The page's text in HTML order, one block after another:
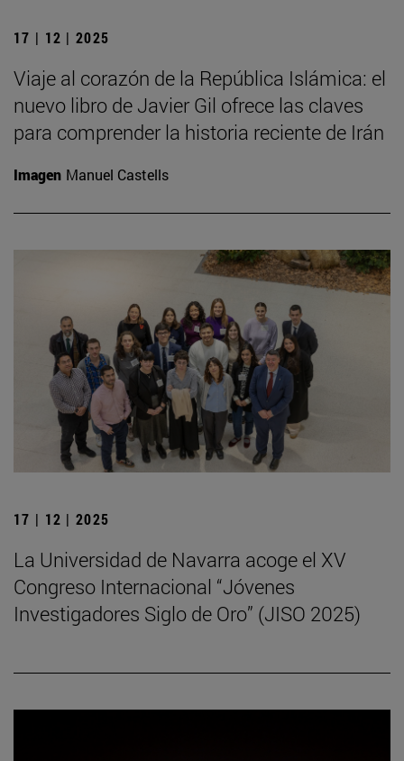
17 | 12 | 2025
Viaje al corazón de la República Islámica: el
nuevo libro de Javier Gil ofrece las claves
para comprender la historia reciente de Irán
Imagen Manuel Castells
17 | 12 | 2025
La Universidad de Navarra acoge el XV
Congreso Internacional “Jóvenes
Investigadores Siglo de Oro” (JISO 2025)